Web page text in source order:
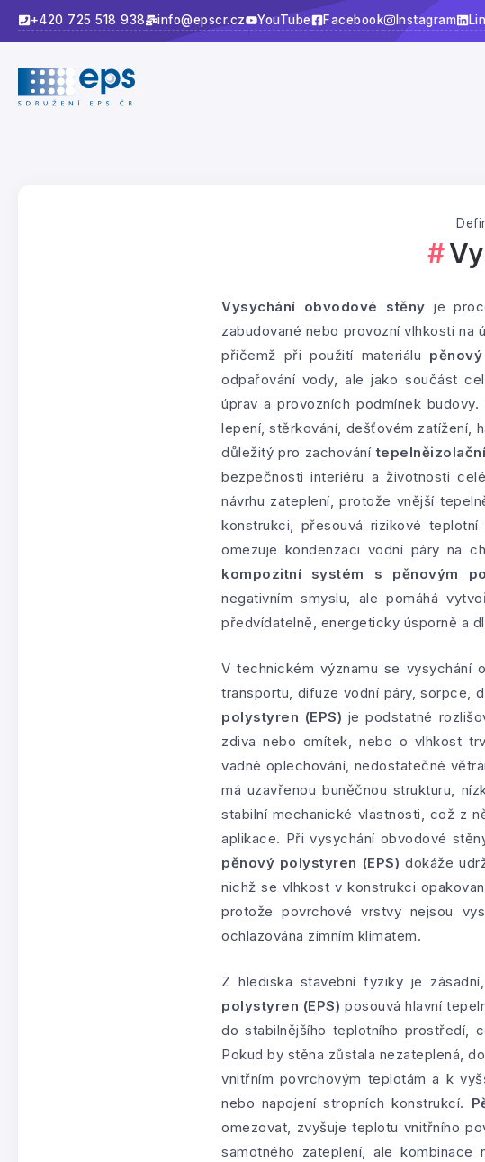
+420 725 518 938 info@epscr.cz YouTube Facebook Instagram
Vysychání obvodové stěny je
zabudované nebo provozní vlhkosti na
přičemž při použití materiálu
odpařování vody, ale jako součást
úprav a provozních podmínek
lepení, stěrkování, dešťovém zatížení,
důležitý pro zachování
bezpečnosti interiéru a životnosti
návrhu zateplení, protože vnější
konstrukci, přesouvá rizikové
omezuje kondenzaci vodní páry na
kompozitní systém s pěnovým
negativním smyslu, ale pomáhá
předvídatelně, energeticky úsporně a
V technickém významu se vysychání
transportu, difuze vodní páry, sorpce,
polystyren (EPS) je podstatné
zdiva nebo omítek, nebo o vlhkost
vadné oplechování, nedostatečné
má uzavřenou buněčnou strukturu,
stabilní mechanické vlastnosti, což z
aplikace. Při vysychání obvodové
pěnový polystyren (EPS) dokáže
nichž se vlhkost v konstrukci
protože povrchové vrstvy nejsou
ochlazována zimním klimatem.
Z hlediska stavební fyziky je
polystyren (EPS) posouvá hlavní
do stabilnějšího teplotního prostředí,
Pokud by stěna zůstala nezateplená,
vnitřním povrchovým teplotám a k
nebo napojení stropních konstrukcí.
omezovat, zvyšuje teplotu vnitřního
samotného zateplení, ale